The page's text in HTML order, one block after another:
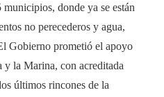
municipios, donde ya se están
no perecederos y agua,
Gobierno prometió el apoyo
y la Marina, con acreditada
últimos rincones de la